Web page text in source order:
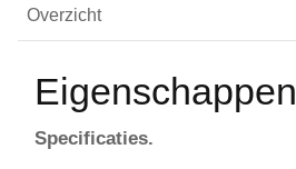
Overzicht
Eigenschappen
Specificaties.